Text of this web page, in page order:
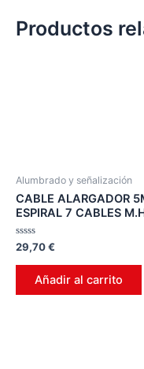
Productos
Alumbrado y señalización
CABLE ALARGADOR
ESPIRAL 7 CABLES
Valorado
0
29,70€
Añadir al carrito